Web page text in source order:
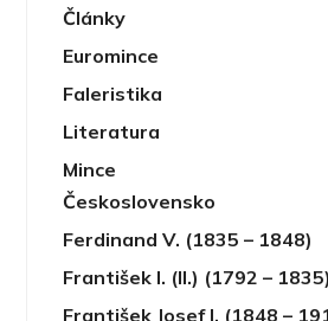
Články
Euromince
Faleristika
Literatura
Mince
Československo
Ferdinand V. (1835 – 1848)
František I. (II.) (1792 – 1835)
František Josef I. (1848 –